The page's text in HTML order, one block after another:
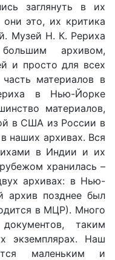
заглянуть в их
это, их критика
Музей Н. К. Рериха
архивом,
и просто для всех
материалов в
в Нью-Йорке
материалов,
в США из России в
наших архивах. Вся
в Индии и их
хранилась –
архивах: в Нью-
архив позднее был
в МЦР). Много
таким
экземплярах. Наш
маленьким и